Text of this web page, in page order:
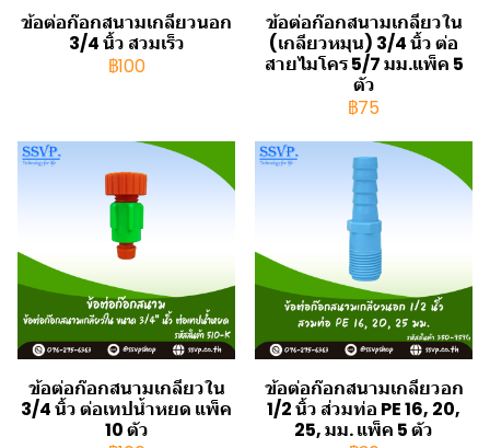
ข้อต่อก๊อกสนามเกลียวนอก
3/4 นิ้ว สวมเร็ว
฿100
ข้อต่อก๊อกสนามเกลียวใน
(เกลียวหมุน) 3/4 นิ้ว ต่อ
สายไมโคร 5/7 มม.แพ็ค 5
ตัว
฿75
ข้อต่อก๊อกสนามเกลียวใน
3/4 นิ้ว ต่อเทปน้ำหยด แพ็ค
10 ตัว
ข้อต่อก๊อกสนามเกลียวอก
1/2 นิ้ว ส่วมท่อ PE 16, 20,
25, มม. แพ็ค 5 ตัว